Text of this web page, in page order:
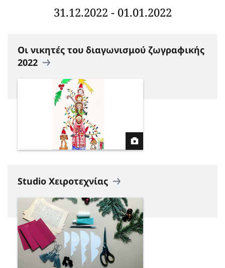
31.12.2022 - 01.01.2022
Οι νικητές του διαγωνισμού ζωγραφικής
2022
Studio Χειροτεχνίας